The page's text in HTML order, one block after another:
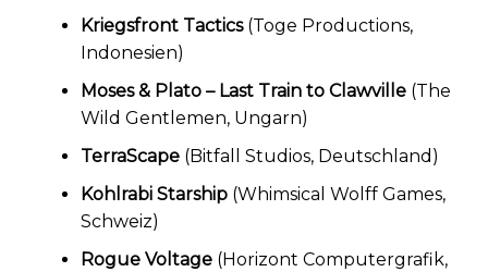
Kriegsfront Tactics(Toge Productions,
Indonesien)
Moses & Plato – Last Train to Clawville(The
Wild Gentlemen, Ungarn)
TerraScape(Bitfall Studios, Deutschland)
Kohlrabi Starship(Whimsical Wolff Games,
Schweiz)
Rogue Voltage(Horizont Computergrafik,